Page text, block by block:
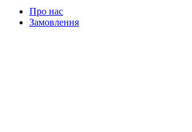
Про нас
Замовлення